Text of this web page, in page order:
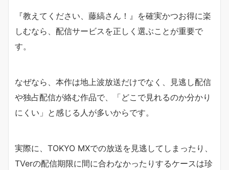
『教えてください、藤縞さん！』を確実かつお得に楽
しむなら、配信サービスを正しく選ぶことが重要で
す。
なぜなら、本作は地上波放送だけでなく、見逃し配信
や独占配信が絡む作品で、「どこで見れるのか分かり
にくい」と感じる人が多いからです。
実際に、TOKYO MXでの放送を見逃してしまったり、
TVerの配信期限に間に合わなかったりするケースは珍